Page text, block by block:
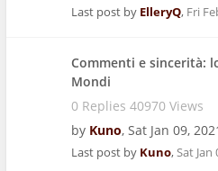
Last post by ElleryQ, Fri
Commenti e sincerità:
Mondi
0 Replies 40970 Views
by Kuno, Sat Jan 09,
Last post by Kuno,Sat Jan